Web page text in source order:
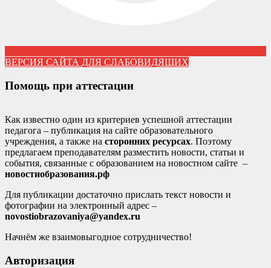
ВЕРСИЯ САЙТА ДЛЯ СЛАБОВИДЯЩИХ
Помощь при аттестации
Как известно один из критериев успешной аттестации
педагога – публикация на сайте образовательного
учреждения, а также на сторонних ресурсах. Поэтому
предлагаем преподавателям разместить новости, статьи и
события, связанные с образованием на новостном сайте –
новостиобразования.рф
Для публикации достаточно прислать текст новости и
фотографии на электронный адрес –
novostiobrazovaniya@yandex.ru
Начнём же взаимовыгодное сотрудничество!
Авторизация